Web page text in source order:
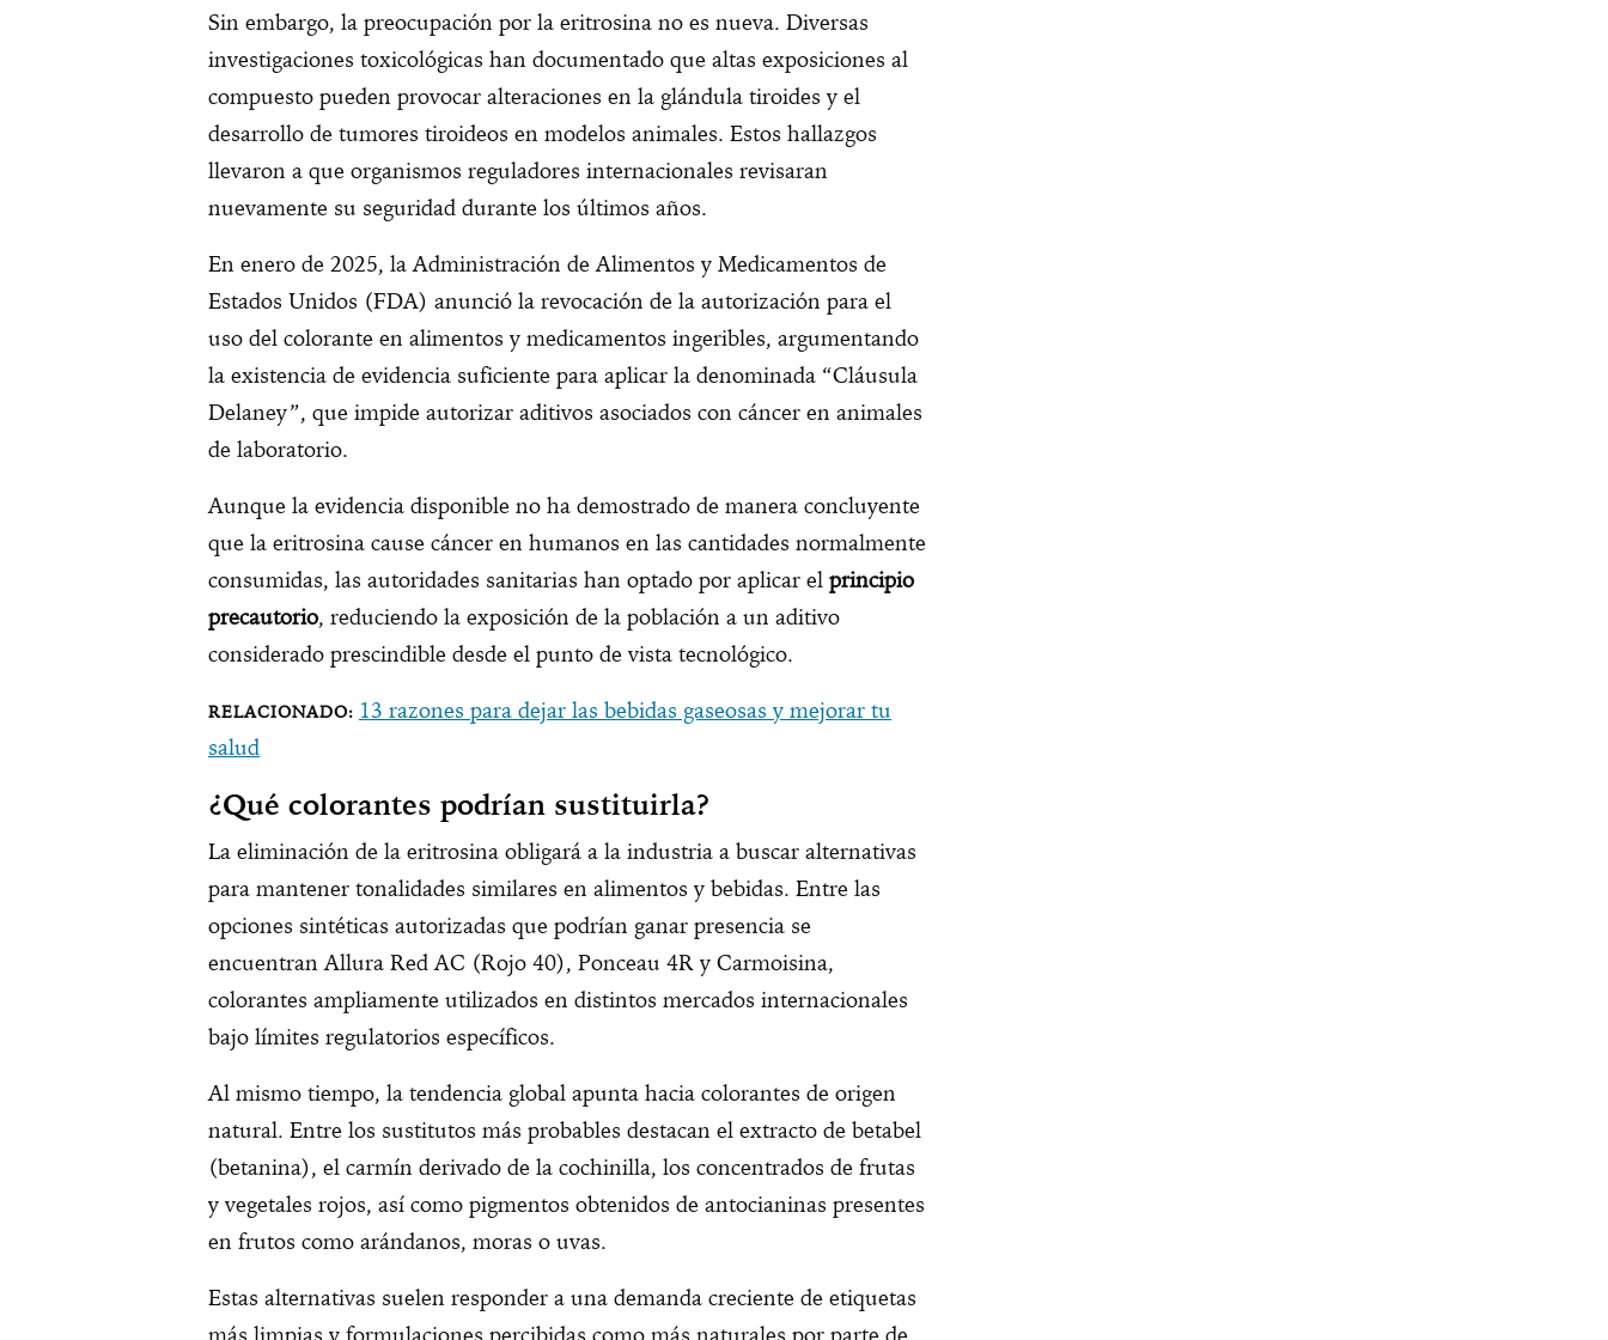
Sin embargo, la preocupación por la eritrosina no es nueva. Diversas
investigaciones toxicológicas han documentado que altas exposiciones al
compuesto pueden provocar alteraciones en la glándula tiroides y el
desarrollo de tumores tiroideos en modelos animales. Estos hallazgos
llevaron a que organismos reguladores internacionales revisaran
nuevamente su seguridad durante los últimos años.
En enero de 2025, la Administración de Alimentos y Medicamentos de
Estados Unidos (FDA) anunció la revocación de la autorización para el
uso del colorante en alimentos y medicamentos ingeribles, argumentando
la existencia de evidencia suficiente para aplicar la denominada “Cláusula
Delaney”, que impide autorizar aditivos asociados con cáncer en animales
de laboratorio.
Aunque la evidencia disponible no ha demostrado de manera concluyente
que la eritrosina cause cáncer en humanos en las cantidades normalmente
consumidas, las autoridades sanitarias han optado por aplicar el principio
precautorio, reduciendo la exposición de la población a un aditivo
considerado prescindible desde el punto de vista tecnológico.
13 razones para dejar las bebidas gaseosas y mejorar tu
salud
¿Qué colorantes podrían sustituirla?
La eliminación de la eritrosina obligará a la industria a buscar alternativas
para mantener tonalidades similares en alimentos y bebidas. Entre las
opciones sintéticas autorizadas que podrían ganar presencia se
encuentran Allura Red AC (Rojo 40), Ponceau 4R y Carmoisina,
colorantes ampliamente utilizados en distintos mercados internacionales
bajo límites regulatorios específicos.
Al mismo tiempo, la tendencia global apunta hacia colorantes de origen
natural. Entre los sustitutos más probables destacan el extracto de betabel
(betanina), el carmín derivado de la cochinilla, los concentrados de frutas
y vegetales rojos, así como pigmentos obtenidos de antocianinas presentes
en frutos como arándanos, moras o uvas.
Estas alternativas suelen responder a una demanda creciente de etiquetas